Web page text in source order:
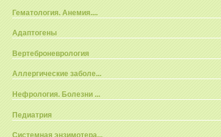
Гематология. Анемия....
Адаптогены
Вертеброневрология
Аллергические заболе...
Нефрология. Болезни ...
Педиатрия
Системная энзимотера...